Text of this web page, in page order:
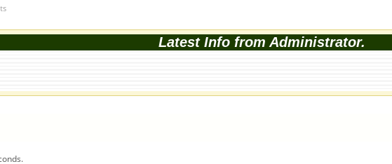
Latest Info from Administrator.